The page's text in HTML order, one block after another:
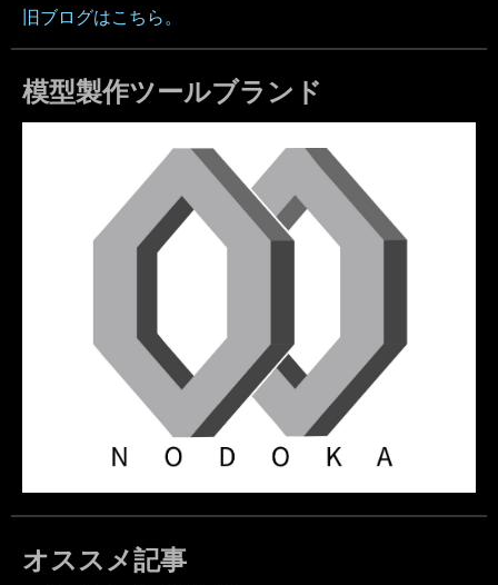
旧ブログはこちら。
模型製作ツールブランド
オススメ記事